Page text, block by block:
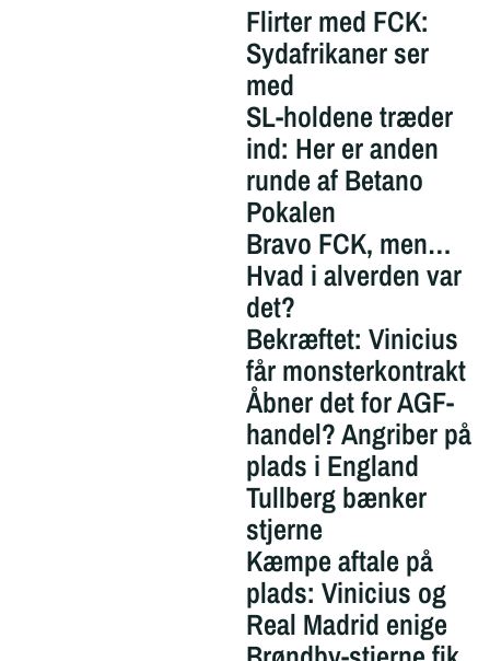
Flirter med FCK:
Sydafrikaner ser
med
SL-holdene træder
ind: Her er anden
runde af Betano
Pokalen
Bravo FCK, men…
Hvad i alverden var
det?
Bekræftet: Vinicius
får monsterkontrakt
Åbner det for AGF-
handel? Angriber på
plads i England
Tullberg bænker
stjerne
Kæmpe aftale på
plads: Vinicius og
Real Madrid enige